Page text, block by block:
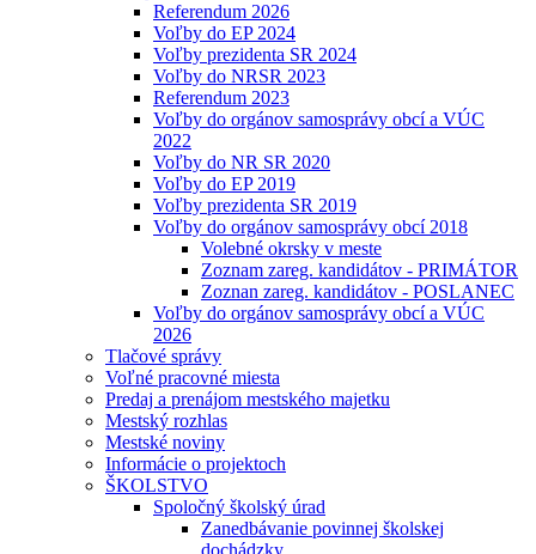
Referendum 2026
Voľby do EP 2024
Voľby prezidenta SR 2024
Voľby do NRSR 2023
Referendum 2023
Voľby do orgánov samosprávy obcí a VÚC
2022
Voľby do NR SR 2020
Voľby do EP 2019
Voľby prezidenta SR 2019
Voľby do orgánov samosprávy obcí 2018
Volebné okrsky v meste
Zoznam zareg. kandidátov - PRIMÁTOR
Zoznan zareg. kandidátov - POSLANEC
Voľby do orgánov samosprávy obcí a VÚC
2026
Tlačové správy
Voľné pracovné miesta
Predaj a prenájom mestského majetku
Mestský rozhlas
Mestské noviny
Informácie o projektoch
ŠKOLSTVO
Spoločný školský úrad
Zanedbávanie povinnej školskej
dochádzky